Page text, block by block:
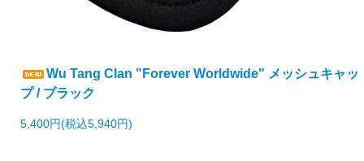
Wu Tang Clan "Forever Worldwide" メッシュキャッ
プ / ブラック
5,400円(税込5,940円)